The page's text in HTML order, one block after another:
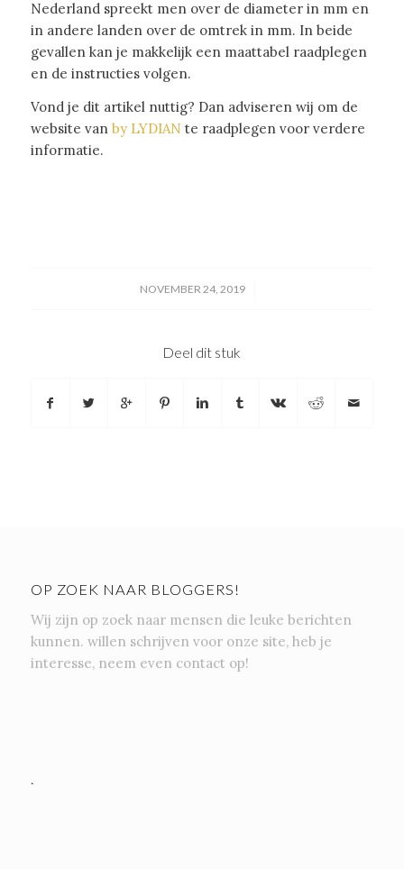
Nederland spreekt men over de diameter in mm en
in andere landen over de omtrek in mm. In beide
gevallen kan je makkelijk een maattabel raadplegen
en de instructies volgen.
Vond je dit artikel nuttig? Dan adviseren wij om de
website van by LYDIAN te raadplegen voor verdere
informatie.
NOVEMBER 24, 2019
/
Deel dit stuk
OP ZOEK NAAR BLOGGERS!
Wij zijn op zoek naar mensen die leuke berichten
kunnen. willen schrijven voor onze site, heb je
interesse, neem even contact op!
.